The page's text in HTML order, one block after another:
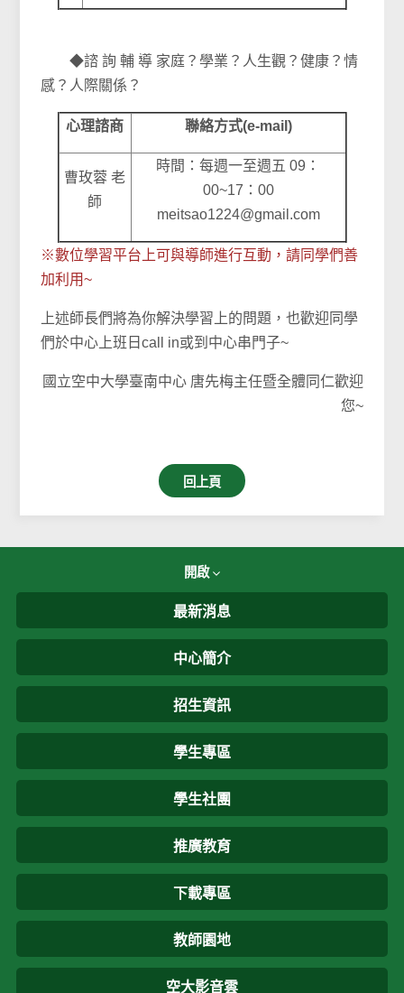
◆諮 詢 輔 導 家庭？學業？人生觀？健康？情
感？人際關係？
心理諮商 聯絡方式(e-mail)
曹玫蓉 老
師
時間：每週一至週五 09：
00~17：00
meitsao1224@gmail.com
※數位學習平台上可與導師進行互動，請同學們善
加利用~
上述師長們將為你解決學習上的問題，也歡迎同學
們於中心上班日call in或到中心串門子~
國立空中大學臺南中心 唐先梅主任暨全體同仁歡迎
您~
回上頁
開啟
最新消息
中心簡介
招生資訊
學生專區
學生社團
推廣教育
下載專區
教師園地
空大影音雲